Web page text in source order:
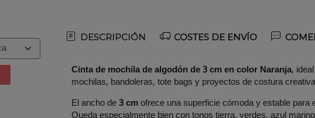
DESCRIPCIÓN COSTES DE ENVÍO
Cinta de mochila de algodón de 3 cm en color Naranja,
mochilas, bandoleras, tote bags y proyectos de costura
El ancho de3 cmofrece una superficie cómoda y estable